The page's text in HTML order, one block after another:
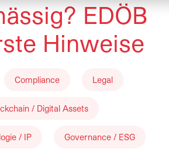
EDÖB
Hinweise
Compliance Legal
/ Digital Assets
/ IP Governance / ESG